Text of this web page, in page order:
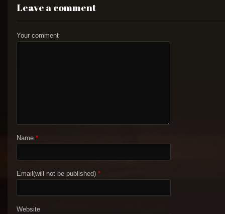
Leave a comment
Your comment
Name *
Email(will not be published) *
Website